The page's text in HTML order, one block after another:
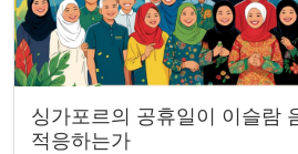
싱가포르의 공휴일이 이슬람
적응하는가